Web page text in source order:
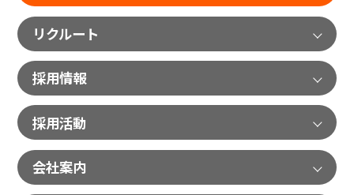
リクルート
採用情報
採用活動
会社案内